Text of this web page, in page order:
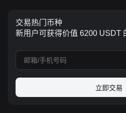
交易热门币种
新用户可获得价值 6200 USDT
立即交易